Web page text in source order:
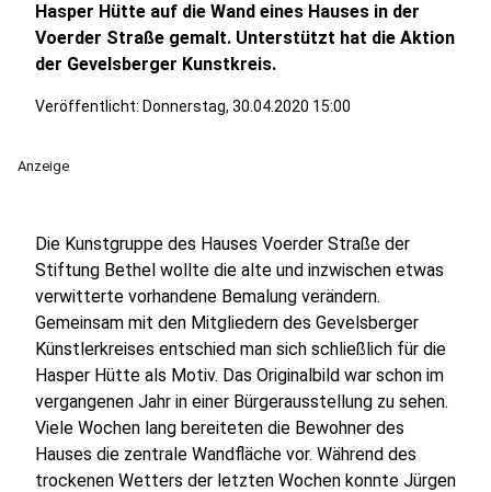
Hasper Hütte auf die Wand eines Hauses in der
Voerder Straße gemalt. Unterstützt hat die Aktion
der Gevelsberger Kunstkreis.
Veröffentlicht: Donnerstag, 30.04.2020 15:00
Anzeige
Die Kunstgruppe des Hauses Voerder Straße der
Stiftung Bethel wollte die alte und inzwischen etwas
verwitterte vorhandene Bemalung verändern.
Gemeinsam mit den Mitgliedern des Gevelsberger
Künstlerkreises entschied man sich schließlich für die
Hasper Hütte als Motiv. Das Originalbild war schon im
vergangenen Jahr in einer Bürgerausstellung zu sehen.
Viele Wochen lang bereiteten die Bewohner des
Hauses die zentrale Wandfläche vor. Während des
trockenen Wetters der letzten Wochen konnte Jürgen